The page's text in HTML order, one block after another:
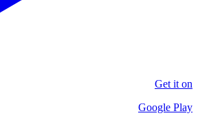
Get it on
Google Play